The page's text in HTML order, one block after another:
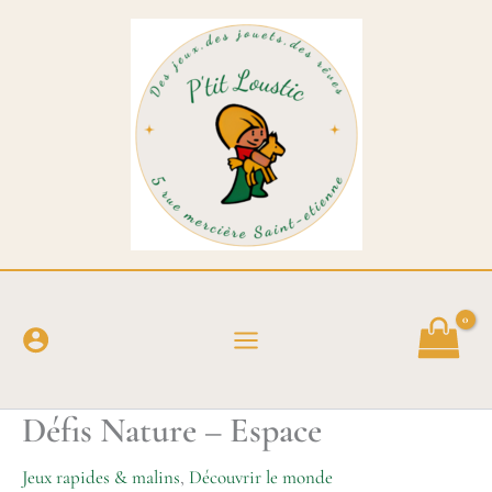
Défis Nature – Espace
Jeux rapides & malins, Découvrir le monde